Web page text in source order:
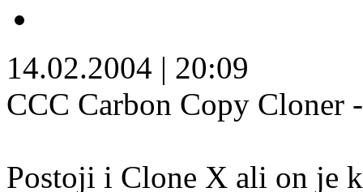
14.02.2004 | 20:09
CCC Carbon Copy Cloner
Postoji i Clone X ali on je